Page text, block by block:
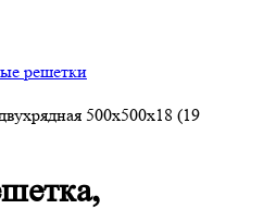
решетки
500х500х18 (19